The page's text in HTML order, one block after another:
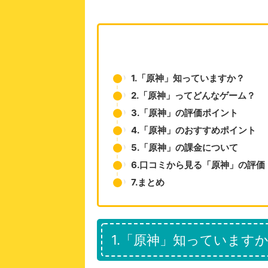
1.「原神」知っていますか？
2.「原神」ってどんなゲーム？
3.「原神」の評価ポイント
4.「原神」のおすすめポイント
5.「原神」の課金について
6.口コミから見る「原神」の評価
7.まとめ
1.「原神」知っています